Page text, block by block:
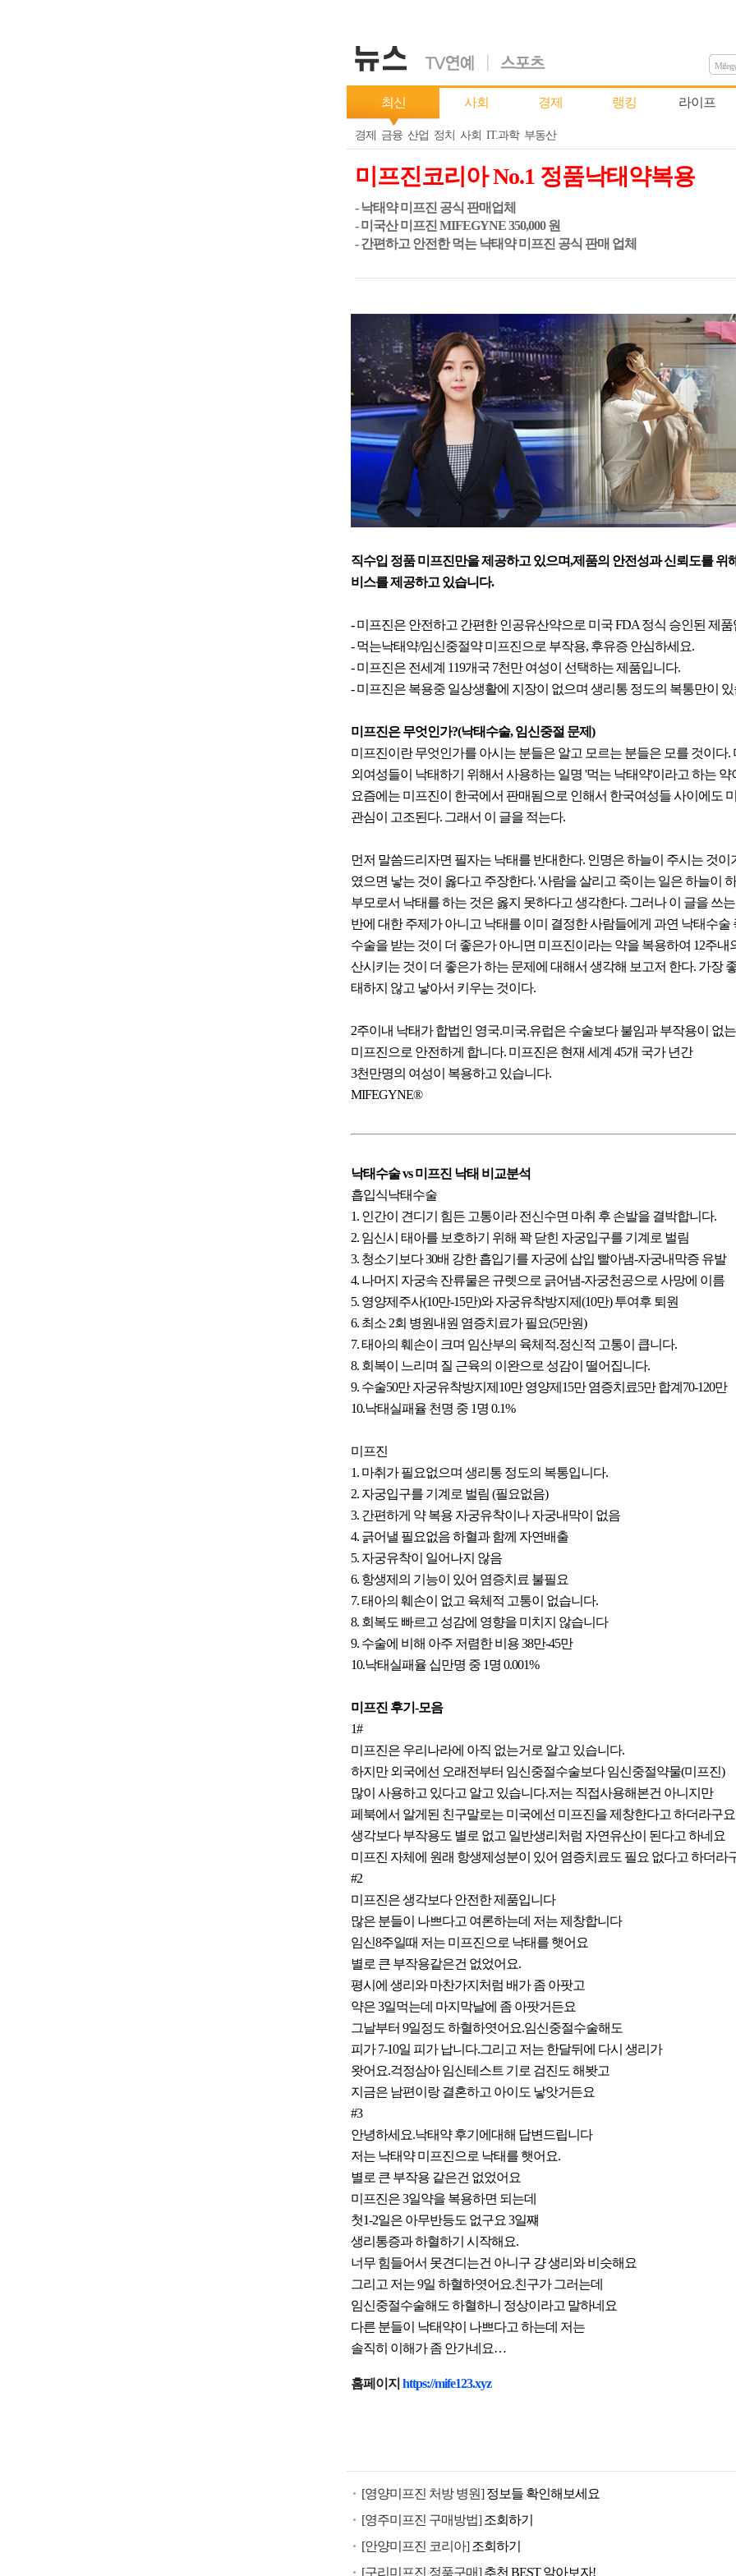
최신 사회 경제 랭킹 라이프
경제 금융 산업 정치 사회 IT.과학 부동산
미프진코리아 No.1 정품낙태약복용
- 낙태약 미프진 공식 판매업체
- 미국산 미프진 MIFEGYNE 350,000 원
- 간편하고 안전한 먹는 냑태약 미프진 공식 판매 업체
직수입 정품 미프진만을 제공하고 있으며,제품의 안전성과 신뢰도를 위
비스를 제공하고 있습니다.
- 미프진은 안전하고 간편한 인공유산약으로 미국 FDA 정식 승인된 제품
- 먹는낙태약/임신중절약 미프진으로 부작용, 후유증 안심하세요.
- 미프진은 전세계 119개국 7천만 여성이 선택하는 제품입니다.
- 미프진은 복용중 일상생활에 지장이 없으며 생리통 정도의 복통만이
미프진은 무엇인가?(낙태수술, 임신중절 문제)
미프진이란 무엇인가를 아시는 분들은 알고 모르는 분들은 모를 것이다.
외여성들이 낙태하기 위해서 사용하는 일명 '먹는 낙태약'이라고 하는 약
요즘에는 미프진이 한국에서 판매됨으로 인해서 한국여성들 사이에도
관심이 고조된다. 그래서 이 글을 적는다.
먼저 말씀드리자면 필자는 낙태를 반대한다. 인명은 하늘이 주시는 것이
였으면 낳는 것이 옳다고 주장한다. '사람을 살리고 죽이는 일은 하늘이
부모로서 낙태를 하는 것은 옳지 못하다고 생각한다. 그러나 이 글을 쓰
반에 대한 주제가 아니고 낙태를 이미 결정한 사람들에게 과연 낙태수술
수술을 받는 것이 더 좋은가 아니면 미프진이라는 약을 복용하여 12주내
산시키는 것이 더 좋은가 하는 문제에 대해서 생각해 보고저 한다. 가장
태하지 않고 낳아서 키우는 것이다.
2주이내 낙태가 합법인 영국.미국.유럽은 수술보다 불임과 부작용이 없는
미프진으로 안전하게 합니다. 미프진은 현재 세계 45개 국가 년간
3천만명의 여성이 복용하고 있습니다.
MIFEGYNE®
낙태수술 vs 미프진 낙태 비교분석
흡입식낙태수술
1. 인간이 견디기 힘든 고통이라 전신수면 마취 후 손발을 결박합니다.
2. 임신시 태아를 보호하기 위해 꽉 닫힌 자궁입구를 기계로 벌림
3. 청소기보다 30배 강한 흡입기를 자궁에 삽입 빨아냄-자궁내막증 유발
4. 나머지 자궁속 잔류물은 규렛으로 긁어냄-자궁천공으로 사망에 이름
5. 영양제주사(10만-15만)와 자궁유착방지제(10만) 투여후 퇴원
6. 최소 2회 병원내원 염증치료가 필요(5만원)
7. 태아의 훼손이 크며 임산부의 육체적.정신적 고통이 큽니다.
8. 회복이 느리며 질 근육의 이완으로 성감이 떨어집니다.
9. 수술50만 자궁유착방지제10만 영양제15만 염증치료5만 합계70-120만
10.낙태실패율 천명 중 1명 0.1%
미프진
1. 마취가 필요없으며 생리통 정도의 복통입니다.
2. 자궁입구를 기계로 벌림 (필요없음)
3. 간편하게 약 복용 자궁유착이나 자궁내막이 없음
4. 긁어낼 필요없음 하혈과 함께 자연배출
5. 자궁유착이 일어나지 않음
6. 항생제의 기능이 있어 염증치료 불필요
7. 태아의 훼손이 없고 육체적 고통이 없습니다.
8. 회복도 빠르고 성감에 영향을 미치지 않습니다
9. 수술에 비해 아주 저렴한 비용 38만-45만
10.낙태실패율 십만명 중 1명 0.001%
미프진 후기-모음
1#
미프진은 우리나라에 아직 없는거로 알고 있습니다.
하지만 외국에선 오래전부터 임신중절수술보다 임신중절약물(미프진)
많이 사용하고 있다고 알고 있습니다.저는 직접사용해본건 아니지만
페북에서 알게된 친구말로는 미국에선 미프진을 제창한다고 하더라구
생각보다 부작용도 별로 없고 일반생리처럼 자연유산이 된다고 하네요
미프진 자체에 원래 항생제성분이 있어 염증치료도 필요 없다고 하더라
#2
미프진은 생각보다 안전한 제품입니다
많은 분들이 나쁘다고 여론하는데 저는 제창합니다
임신8주일때 저는 미프진으로 낙태를 햇어요
별로 큰 부작용같은건 없었어요.
평시에 생리와 마찬가지처럼 배가 좀 아팟고
약은 3일먹는데 마지막날에 좀 아팟거든요
그날부터 9일정도 하혈하엿어요.임신중절수술해도
피가 7-10일 피가 납니다.그리고 저는 한달뒤에 다시 생리가
왓어요.걱정삼아 임신테스트 기로 검진도 해봣고
지금은 남편이랑 결혼하고 아이도 낳앗거든요
#3
안녕하세요.낙태약 후기에대해 답변드립니다
저는 낙태약 미프진으로 낙태를 햇어요.
별로 큰 부작용 같은건 없었어요
미프진은 3일약을 복용하면 되는데
첫1-2일은 아무반등도 없구요 3일쨰
생리통증과 하혈하기 시작해요.
너무 힘들어서 못견디는건 아니구 걍 생리와 비슷해요
그리고 저는 9일 하혈하엿어요.친구가 그러는데
임신중절수술해도 하혈하니 정상이라고 말하네요
다른 분들이 낙태약이 나쁘다고 하는데 저는
솔직히 이해가 좀 안가네요…
태
구
입
미
프
홈페이지 https://mife123.xyz
[영양미프진 처방 병원]정보들 확인해보세요
[영주미프진 구매방법]조회하기
[안양미프진 코리아]조회하기
[구리미프진 정품구매]추천 BEST 알아보자!